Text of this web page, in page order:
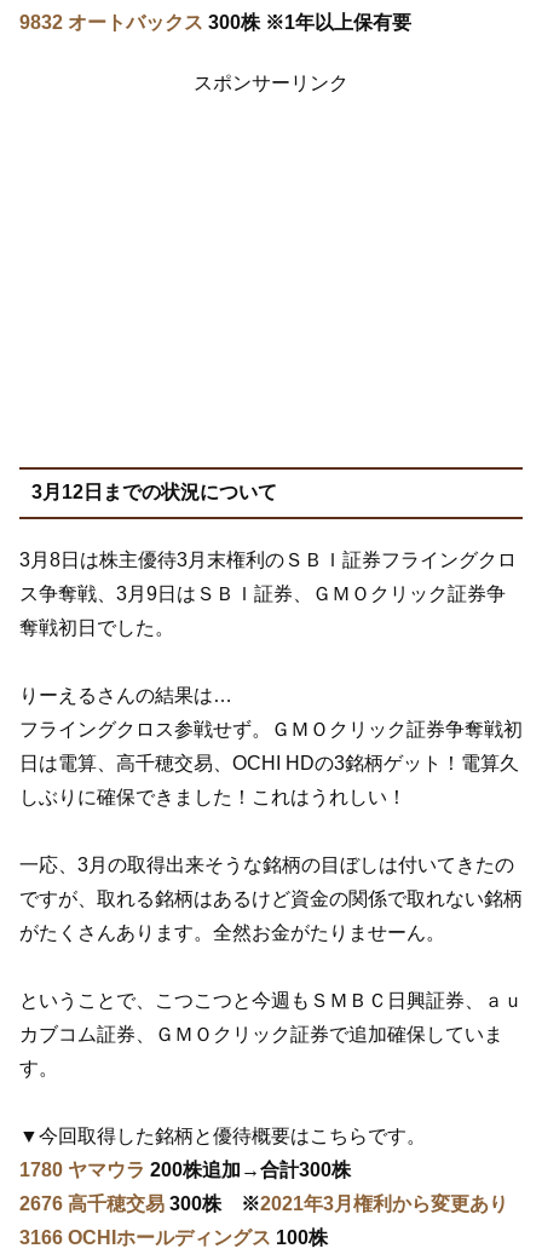
9832 オートバックス 300株 ※1年以上保有要
スポンサーリンク
3月12日までの状況について
3月8日は株主優待3月末権利のＳＢＩ証券フライングクロ
ス争奪戦、3月9日はＳＢＩ証券、ＧＭＯクリック証券争
奪戦初日でした。
りーえるさんの結果は…
フライングクロス参戦せず。ＧＭＯクリック証券争奪戦初
日は電算、高千穂交易、OCHI HDの3銘柄ゲット！電算久
しぶりに確保できました！これはうれしい！
一応、3月の取得出来そうな銘柄の目ぼしは付いてきたの
ですが、取れる銘柄はあるけど資金の関係で取れない銘柄
がたくさんあります。全然お金がたりませーん。
ということで、こつこつと今週もＳＭＢＣ日興証券、ａｕ
カブコム証券、ＧＭＯクリック証券で追加確保していま
す。
▼今回取得した銘柄と優待概要はこちらです。
1780 ヤマウラ 200株追加→合計300株
2676 高千穂交易 300株 ※2021年3月権利から変更あり
3166 OCHIホールディングス 100株